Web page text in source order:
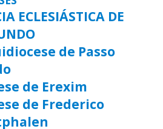
ECLESIÁSTICA DE
de Passo
de Erexim
de Frederico